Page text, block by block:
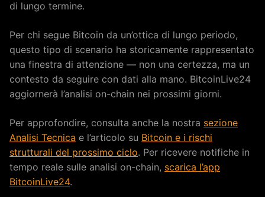
di lungo termine.
Per chi segue Bitcoin da un’ottica di lungo periodo,
questo tipo di scenario ha storicamente rappresentato
una finestra di attenzione — non una certezza, ma un
contesto da seguire con dati alla mano. BitcoinLive24
aggiornerà l’analisi on-chain nei prossimi giorni.
Per approfondire, consulta anche la nostra sezione
Analisi Tecnica e l’articolo su Bitcoin e i rischi
strutturali del prossimo ciclo. Per ricevere notifiche in
tempo reale sulle analisi on-chain, scarica l’app
BitcoinLive24.